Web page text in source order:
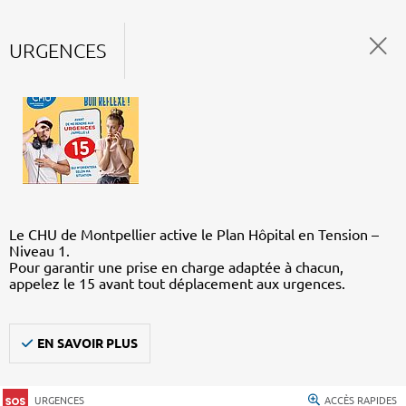
URGENCES
Le CHU de Montpellier active le Plan Hôpital en Tension –
Niveau 1.
Pour garantir une prise en charge adaptée à chacun,
appelez le 15 avant tout déplacement aux urgences.
EN SAVOIR PLUS
URGENCES ACCÈS RAPIDES